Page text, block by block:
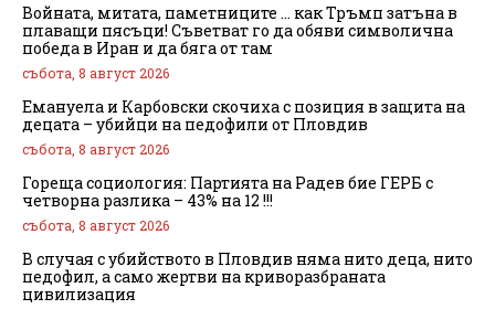
Войната, митата, паметниците … как Тръмп затъна в
плаващи пясъци! Съветват го да обяви символична
победа в Иран и да бяга от там
събота, 8 август 2026
Емануела и Карбовски скочиха с позиция в защита на
децата – убийци на педофили от Пловдив
събота, 8 август 2026
Гореща социология: Партията на Радев бие ГЕРБ с
четворна разлика – 43% на 12 !!!
събота, 8 август 2026
В случая с убийството в Пловдив няма нито деца, нито
педофил, а само жертви на криворазбраната
цивилизация